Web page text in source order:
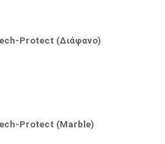
Protect (Διάφανο)
Protect (Marble)